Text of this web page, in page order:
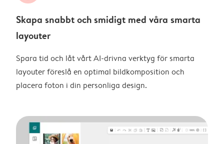
Skapa snabbt och smidigt med våra smarta
layouter
Spara tid och låt vårt AI-drivna verktyg för smarta
layouter föreslå en optimal bildkomposition och
placera foton i din personliga design.